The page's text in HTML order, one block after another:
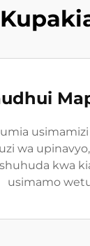
wa
kwa
usimamo